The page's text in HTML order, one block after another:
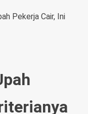
Pekerja Cair, Ini